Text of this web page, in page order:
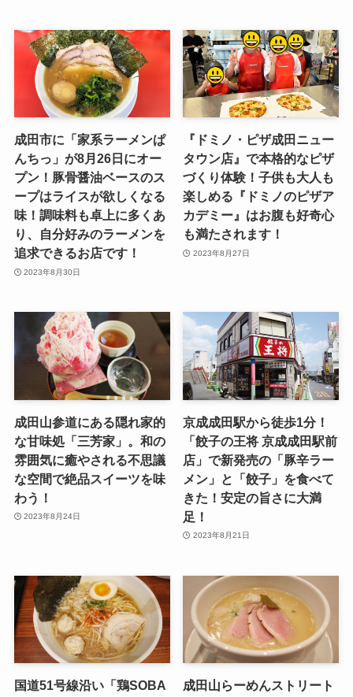
成田市に「家系ラーメンぱ
んちっ」が8月26日にオー
プン！豚骨醤油ベースのス
ープはライスが欲しくなる
味！調味料も卓上に多くあ
り、自分好みのラーメンを
追求できるお店です！
2023年8月30日
『ドミノ・ピザ成田ニュー
タウン店』で本格的なピザ
づくり体験！子供も大人も
楽しめる『ドミノのピザア
カデミー』はお腹も好奇心
も満たされます！
2023年8月27日
成田山参道にある隠れ家的
な甘味処「三芳家」。和の
雰囲気に癒やされる不思議
な空間で絶品スイーツを味
わう！
2023年8月24日
京成成田駅から徒歩1分！
「餃子の王将 京成成田駅前
店」で新発売の「豚辛ラー
メン」と「餃子」を食べて
きた！安定の旨さに大満
足！
2023年8月21日
国道51号線沿い「鶏SOBA 成田山らーめんストリート